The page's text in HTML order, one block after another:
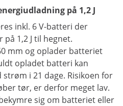
på 1,2 J
inkl. 6 V-batteri der
1,2 J til hegnet.
mm og oplader batteriet
opladet batteri kan
i 21 dage. Risikoen for
tør, er derfor meget lav.
sig om batteriet eller